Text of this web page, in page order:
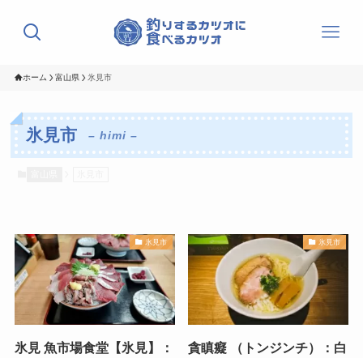
ホーム 富山県 氷見市
氷見市 – himi –
氷見市
氷見 魚市場食堂【氷見】：
氷見市
貪瞋癡 （トンジンチ）：白